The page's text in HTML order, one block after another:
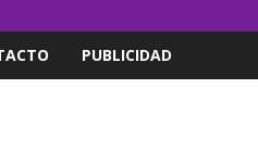
PUBLICIDAD